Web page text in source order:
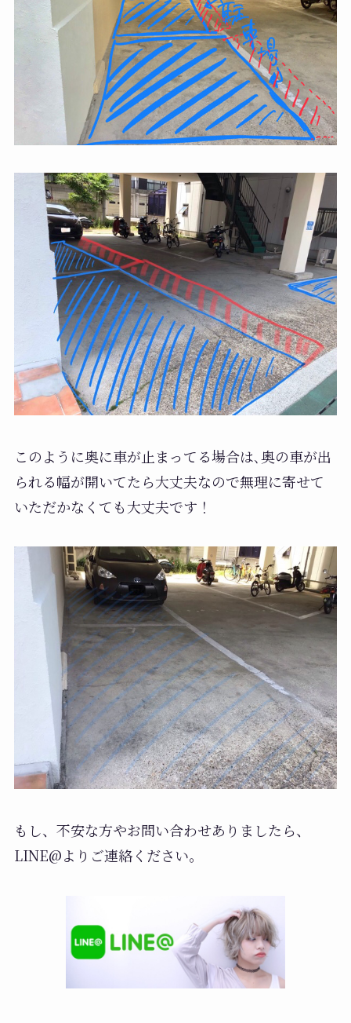
このように奥に車が止まってる場合は､奥の車が出
られる幅が開いてたら大丈夫なので無理に寄せて
いただかなくても大丈夫です！
もし、不安な方やお問い合わせありましたら、
LINE@よりご連絡ください。